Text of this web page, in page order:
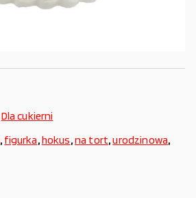
Dla cukierni
, figurka,hokus,na tort,urodzinowa,